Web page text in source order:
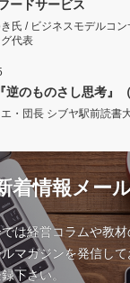
ードサービス
氏 / ビジネスモデルコ
代表
逆のものさし思考』
・団長 シブヤ駅前読書
着情報メー
は経営コラムや教
マガジンを発信し
下さい。